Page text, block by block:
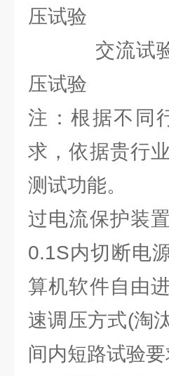
压试验
交流试验：
压试验
注：根据不同
求，依据贵行
测试功能。
过电流保护装
0.1S内切断电
算机软件自由
速调压方式(淘
间内短路试验要